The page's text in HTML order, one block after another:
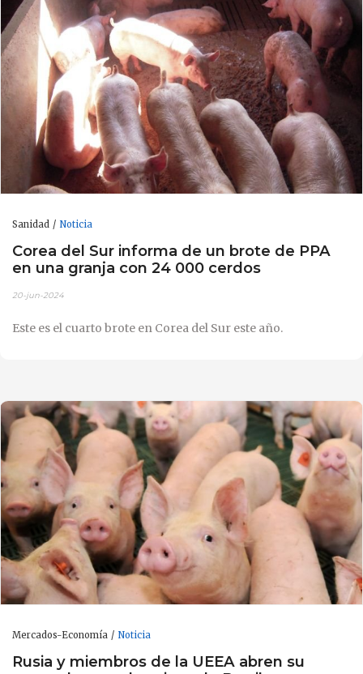
Sanidad Noticia
Corea del Sur informa de un brote de PPA
en una granja con 24 000 cerdos
20-jun-2024
Este es el cuarto brote en Corea del Sur este año.
Mercados-Economía Noticia
Rusia y miembros de la UEEA abren su